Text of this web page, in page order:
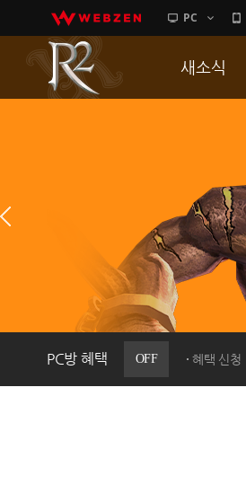
PC
PC방 혜택 OFF 혜택 신청
새소식
이벤트
히스토리
PC방으로간다